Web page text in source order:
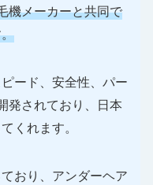
機メーカーと共同で
ード、安全性、パー
発されており、日本
くれます。
おり、アンダーヘア